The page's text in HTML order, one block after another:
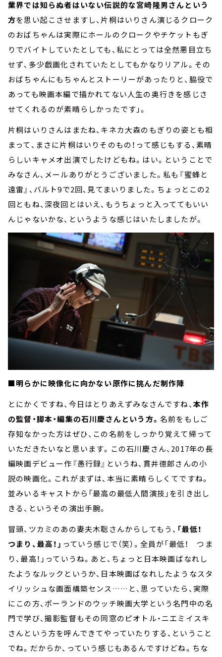
業界では知らぬ者はいない伝説的な宮崎隆男さんという
方を思い起こさせますし、片桐はいりさん演じるクローク
のおばちゃんは実際にホールのクロークやチケットもぎ
りでバイトしていたとしても、私にとっては全然悪目立ち
せず、多少戯画化されていたとしてもかなりリアル。その
おばちゃんにもちゃんとストーリーがあったりと、脇役で
あっても映画本編で描かれてない人生の奥行きを感じさ
せてくれるのが素晴らしかったです」。
片桐はいりさんはまたね、キネカ大森のもぎりの姿とも相
まって、まさに片桐はいりそのもの！って感じもする、素晴
らしいキャメオ出演でしたけどもね。はい。ということで
みなさん、メールありがとうございました。私も『蜜蜂と
遠雷』、バルト9で2回、見てまいりました。ちょっとこの2
回ともね、深夜回とはいえ、もうちょっと入っててもいい
んじゃないかな、というような感じはいたしましたが。
■明らかに映像化に向かない原作に挑んだ制作陣
とにかくですね、今日はとりあえずみなさんですね、 本作
の監督・脚本・編集の石川慶さんという方。 名前をもしご
存知なかった方はぜひ、この名前をしっかり覚えて帰って
いただきたいなと思います。この石川慶さん、 2017年の長
編映画デビュー作『愚行録』というね、貫井徳郎さんの小
説の映画化。これがまずは、本当に素晴らしくてですね。
並みいるキャストから「最高の最低人間演技」を引き出し
きる、というその演出手腕。
冒頭、ツカミのあの妻夫木聡さんからしてもう、 「最低！
つまり、最高！」 っていう感じで（笑）。全員が「最低！ つま
り、最高！」っていうね。あと、ちょっと日本映画ばなれし
たようなルックというか、日本映画ばなれしたようなスタ
イリッシュな画面構築センス …… と、思っていたら、実際
にこの方、ポーランドのウッチ映画大学という名門中の名
門で学び、撮影監督もその同窓のピオトル・ニエミイスキ
さんという方を呼んできてやっていたりする、ということ
でね。だからか、っていう感じもあるんですけどね。ちな